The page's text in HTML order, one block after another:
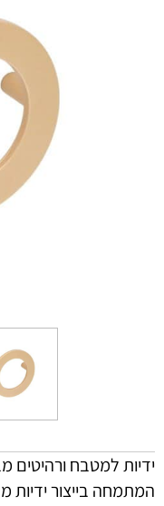
ידיות למטבח ורהיטים
המתמחה בייצור ידיות